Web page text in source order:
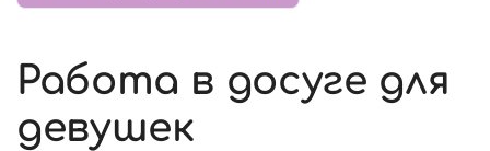
Работа в досуге для
девушек